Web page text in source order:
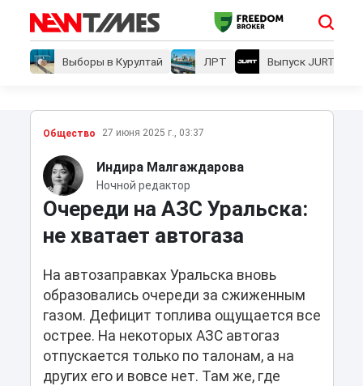
Выборы в Курултай ЛРТ Выпуск JURT
Общество 27 июня 2025 г., 03:37
Индира Малгаждарова
Ночной редактор
Очереди на АЗС Уральска:
не хватает автогаза
На автозаправках Уральска вновь
образовались очереди за сжиженным
газом. Дефицит топлива ощущается все
острее. На некоторых АЗС автогаз
отпускается только по талонам, а на
других его и вовсе нет. Там же, где